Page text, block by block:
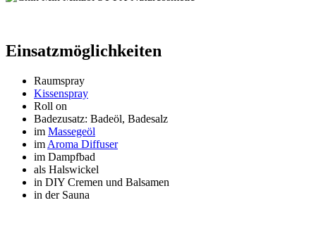
Einsatzmöglichkeiten
Raumspray
Kissenspray
Roll on
Badezusatz: Badeöl, Badesalz
im Massegeöl
im Aroma Diffuser
im Dampfbad
als Halswickel
in DIY Cremen und Balsamen
in der Sauna